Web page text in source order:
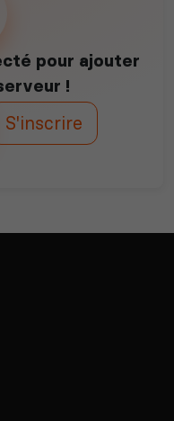
pour ajouter
!
S'inscrire